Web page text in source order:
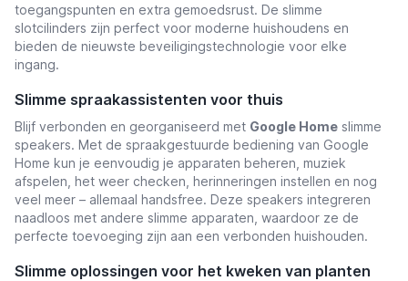
toegangspunten en extra gemoedsrust. De slimme
slotcilinders zijn perfect voor moderne huishoudens en
bieden de nieuwste beveiligingstechnologie voor elke
ingang.
Slimme spraakassistenten voor thuis
Blijf verbonden en georganiseerd met Google Home slimme
speakers. Met de spraakgestuurde bediening van Google
Home kun je eenvoudig je apparaten beheren, muziek
afspelen, het weer checken, herinneringen instellen en nog
veel meer – allemaal handsfree. Deze speakers integreren
naadloos met andere slimme apparaten, waardoor ze de
perfecte toevoeging zijn aan een verbonden huishouden.
Slimme oplossingen voor het kweken van planten